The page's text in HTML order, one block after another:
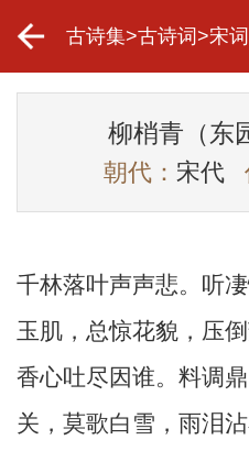
古诗集>古诗词 >宋
柳梢青（东
朝代： 宋代
千林落叶声声悲。听
玉肌，总惊花貌，压倒
香心吐尽因谁。料调
关，莫歌白雪，雨泪沾